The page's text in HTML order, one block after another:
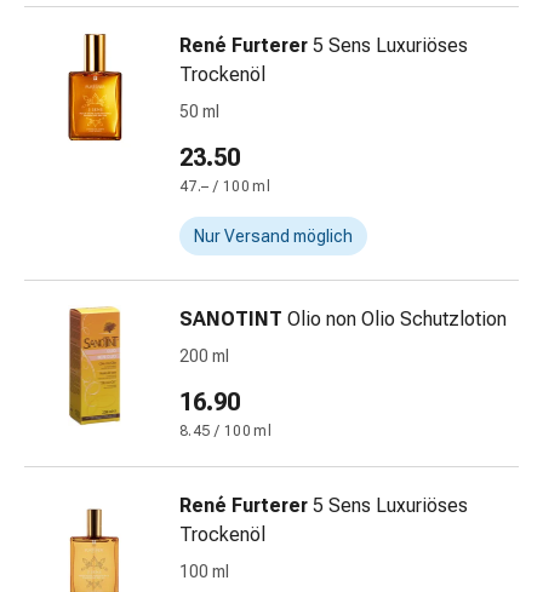
Kreislaufbeschwerden
Rauchstopp
Venenbeschwerden
Herznerven-
Störung
Gedächtnis-
Konzentrationsstörung
Allergien
&
Heuschnupfen
Antiallergika
Haut
Darm
Durchfall
Hämorrhoiden
René Furterer 5 Sens Luxuriöses
Trockenöl
50 ml
23.50
47.– / 100 ml
Nur Versand möglich
SANOTINT Olio non Olio Schutzlotion
200 ml
16.90
8.45 / 100 ml
René Furterer 5 Sens Luxuriöses
Trockenöl
100 ml